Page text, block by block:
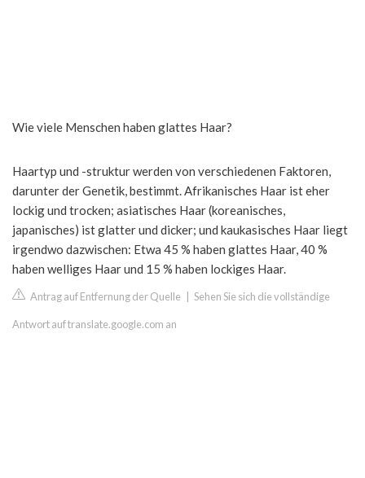
Wie viele Menschen haben glattes Haar?
Haartyp und -struktur werden von verschiedenen Faktoren,
darunter der Genetik, bestimmt. Afrikanisches Haar ist eher
lockig und trocken; asiatisches Haar (koreanisches,
japanisches) ist glatter und dicker; und kaukasisches Haar liegt
irgendwo dazwischen: Etwa 45 % haben glattes Haar, 40 %
haben welliges Haar und 15 % haben lockiges Haar.
Antrag auf Entfernung der Quelle Sehen Sie sich die vollständige
Antwort auf translate.google.com an